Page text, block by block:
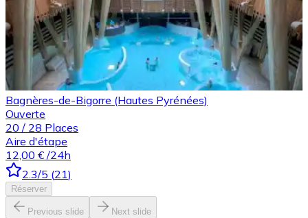
Bagnères-de-Bigorre (Hautes Pyrénées)
Ouverte
20 / 28 Places
Aire d'étape
12,00 € /24h
2.3/5 (21)
Réserver
Previous slide Next slide